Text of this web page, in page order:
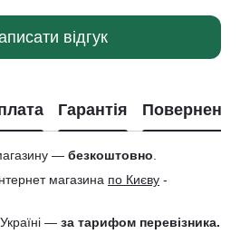
відгук
Гарантія Повернення
— безкоштовно
магазина по Києву -
— за тарифом перевізника.